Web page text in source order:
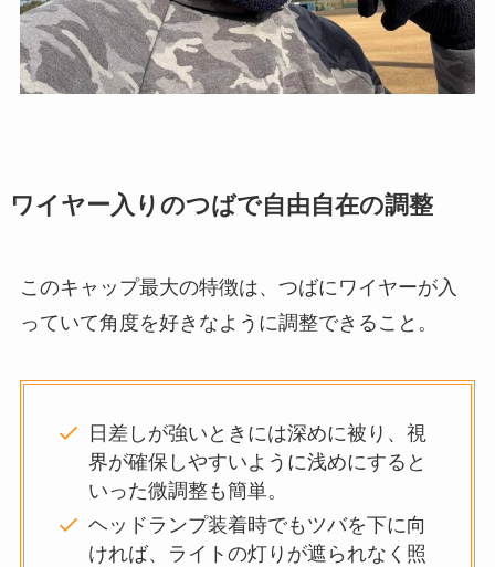
ワイヤー入りのつばで自由自在の調整
このキャップ最大の特徴は、つばにワイヤーが入
っていて角度を好きなように調整できること。
日差しが強いときには深めに被り、視
界が確保しやすいように浅めにすると
いった微調整も簡単。
ヘッドランプ装着時でもツバを下に向
ければ、ライトの灯りが遮られなく照